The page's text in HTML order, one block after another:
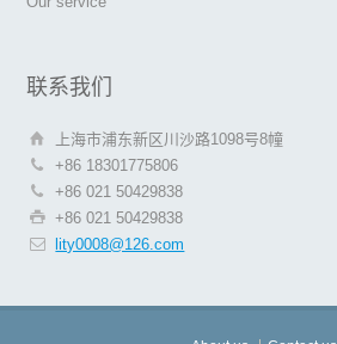
联系我们
上海市浦东新区川沙路1098号8幢
+86 18301775806
+86 021 50429838
+86 021 50429838
lity0008@126.com